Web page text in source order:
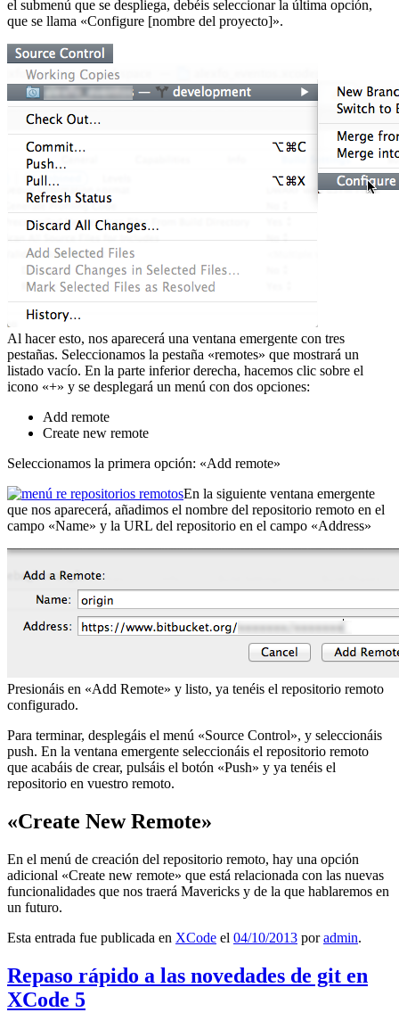
el submenú que se despliega, debéis seleccionar la última opción,
que se llama «Configure [nombre del proyecto]».
Al hacer esto, nos aparecerá una ventana emergente con tres
pestañas. Seleccionamos la pestaña «remotes» que mostrará un
listado vacío. En la parte inferior derecha, hacemos clic sobre el
icono «+» y se desplegará un menú con dos opciones:
Add remote
Create new remote
Seleccionamos la primera opción: «Add remote»
En la siguiente ventana emergente
que nos aparecerá, añadimos el nombre del repositorio remoto en el
campo «Name» y la URL del repositorio en el campo «Address»
Presionáis en «Add Remote» y listo, ya tenéis el repositorio remoto
configurado.
Para terminar, desplegáis el menú «Source Control», y seleccionáis
push. En la ventana emergente seleccionáis el repositorio remoto
que acabáis de crear, pulsáis el botón «Push» y ya tenéis el
repositorio en vuestro remoto.
«Create New Remote»
En el menú de creación del repositorio remoto, hay una opción
adicional «Create new remote» que está relacionada con las nuevas
funcionalidades que nos traerá Mavericks y de la que hablaremos en
un futuro.
Esta entrada fue publicada en XCode el 04/10/2013 poradmin.
Repaso rápido a las novedades de git en
XCode 5